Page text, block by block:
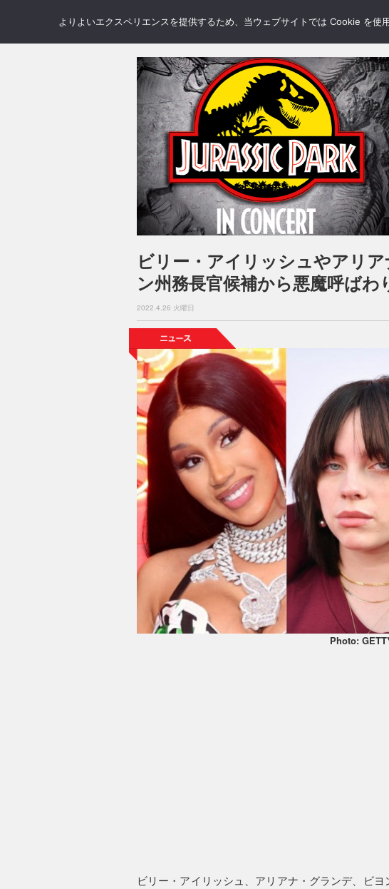
NEWS REVIEWS GALLERY BLOGS
ビリー・アイリッシュやアリ
ン州務長官候補から悪魔呼ばわ
2022.4.26 火曜日
Photo:
ビリー・アイリッシュ、アリアナ・グランデ、ビ
よりよいエクスペリエンスを提供するため、当ウェブサイトでは Cookie を